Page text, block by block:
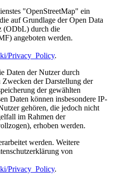
"OpenStreetMap" ein
auf Grundlage der Open Data
(ODbL) durch die
angeboten werden.
Privacy_Policy.
Daten der Nutzer durch
der Darstellung der
der gewählten
Daten können insbesondere IP-
gehören, die jedoch nicht
im Rahmen der
erhoben werden.
werden. Weitere
von
Privacy_Policy.